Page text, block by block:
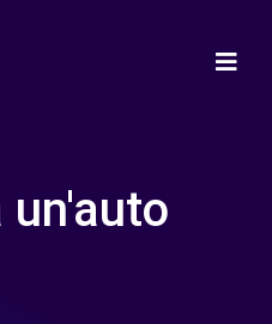
un'auto